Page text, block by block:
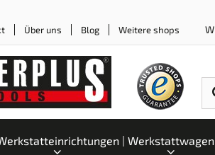
Über uns Blog Weitere shops
Werkstattwagen